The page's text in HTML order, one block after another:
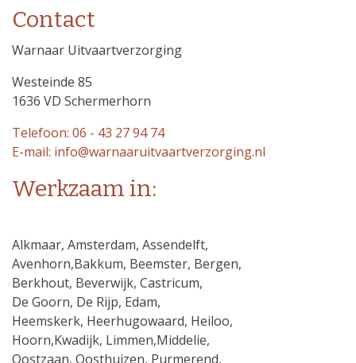
Contact
Warnaar Uitvaartverzorging
Westeinde 85
1636 VD Schermerhorn
Telefoon: 06 - 43 27 94 74
E-mail: info@warnaaruitvaartverzorging.nl
Werkzaam in:
Alkmaar, Amsterdam, Assendelft,
Avenhorn,Bakkum, Beemster, Bergen,
Berkhout, Beverwijk, Castricum,
De Goorn, De Rijp, Edam,
Heemskerk, Heerhugowaard, Heiloo,
Hoorn,Kwadijk, Limmen,Middelie,
Oostzaan, Oosthuizen, Purmerend,